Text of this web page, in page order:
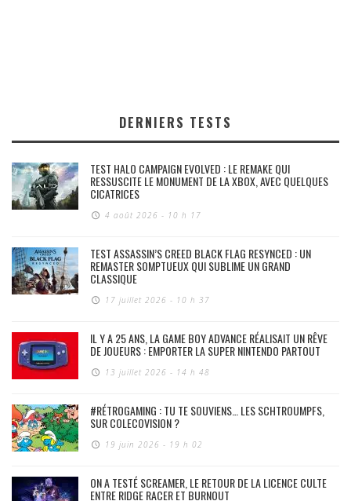
DERNIERS TESTS
TEST HALO CAMPAIGN EVOLVED : LE REMAKE QUI
RESSUSCITE LE MONUMENT DE LA XBOX, AVEC QUELQUES
CICATRICES
4 août 2026 - 10 h 17
TEST ASSASSIN’S CREED BLACK FLAG RESYNCED : UN
REMASTER SOMPTUEUX QUI SUBLIME UN GRAND
CLASSIQUE
17 juillet 2026 - 10 h 37
IL Y A 25 ANS, LA GAME BOY ADVANCE RÉALISAIT UN RÊVE
DE JOUEURS : EMPORTER LA SUPER NINTENDO PARTOUT
13 juillet 2026 - 14 h 48
#RÉTROGAMING : TU TE SOUVIENS… LES SCHTROUMPFS,
SUR COLECOVISION ?
19 juin 2026 - 19 h 02
ON A TESTÉ SCREAMER, LE RETOUR DE LA LICENCE CULTE
ENTRE RIDGE RACER ET BURNOUT